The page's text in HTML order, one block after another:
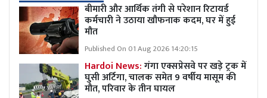
बीमारी और आर्थिक तंगी से परेशान रिटायर्ड
कर्मचारी ने उठाया खौफनाक कदम, घर में हुई
मौत
Published On 01 Aug 2026 14:20:15
Hardoi News:गंगा एक्सप्रेसवे पर खड़े ट्रक में
घुसी अर्टिगा, चालक समेत 9 वर्षीय मासूम की
मौत, परिवार के तीन घायल